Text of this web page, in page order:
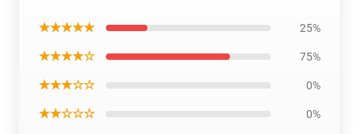
★★★★★ 25%
★★★★☆ 75%
★★★☆☆ 0%
★★☆☆☆ 0%